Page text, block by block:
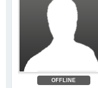
OFFLINE